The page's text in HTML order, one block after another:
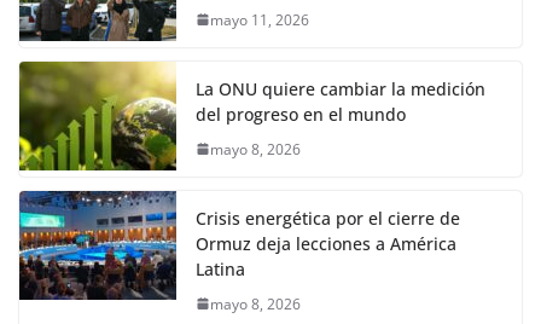
mayo 11, 2026
La ONU quiere cambiar la medición
del progreso en el mundo
mayo 8, 2026
Crisis energética por el cierre de
Ormuz deja lecciones a América
Latina
mayo 8, 2026